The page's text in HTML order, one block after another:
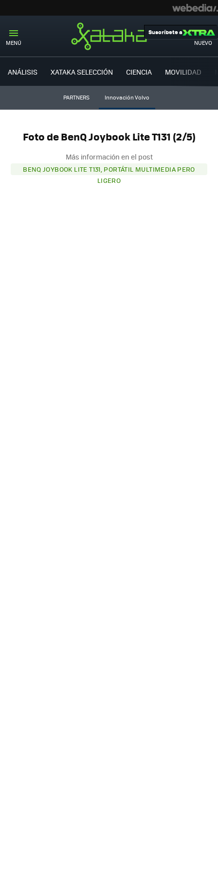
MENÚ NUEVO
Suscríbete a
ANÁLISIS XATAKA SELECCIÓN CIENCIA MOVILIDAD
PARTNERS Innovación Volvo
Foto de BenQ Joybook Lite T131 (2/5)
Más información en el post
BENQ JOYBOOK LITE T131, PORTÁTIL MULTIMEDIA PERO
LIGERO